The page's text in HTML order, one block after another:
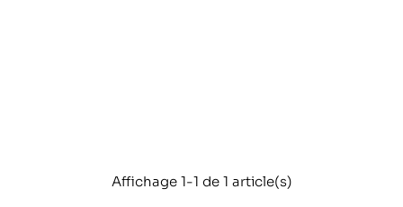
Affichage 1-1 de 1 article(s)